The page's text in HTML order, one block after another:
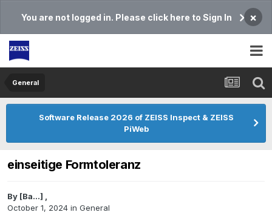
You are not logged in. Please click here to Sign In ×
General
Software Release 2026 of ZEISS Inspect & ZEISS
PiWeb
einseitige Formtoleranz
By [Ba...] ,
October 1, 2024 in General